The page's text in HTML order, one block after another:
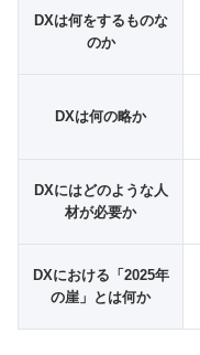
DXは何をするものな
のか
DXは何の略か
DXにはどのような人
材が必要か
DXにおける「2025年
の崖」とは何か